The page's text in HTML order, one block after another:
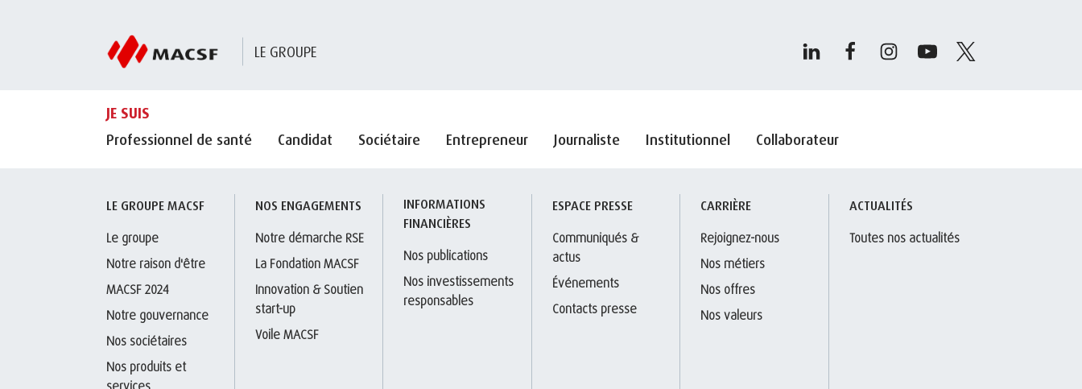
LE GROUPE
JE SUIS
Professionnel de santé
Candidat Sociétaire Entrepreneur Journaliste Institutionnel Collaborateur
LE GROUPE MACSF
Le groupe
Notre raison d'être
MACSF 2024
Notre gouvernance
Nos sociétaires
Nos produits et
NOS ENGAGEMENTS
Notre démarche RSE
La Fondation MACSF
Innovation & Soutien
start-up
Voile MACSF
INFORMATIONS
FINANCIÈRES
Nos publications
Nos investissements
responsables
ESPACE PRESSE
Communiqués &
actus
Événements
Contacts presse
CARRIÈRE
Rejoignez-nous
Nos métiers
Nos offres
Nos valeurs
ACTUALITÉS
Toutes nos actualités